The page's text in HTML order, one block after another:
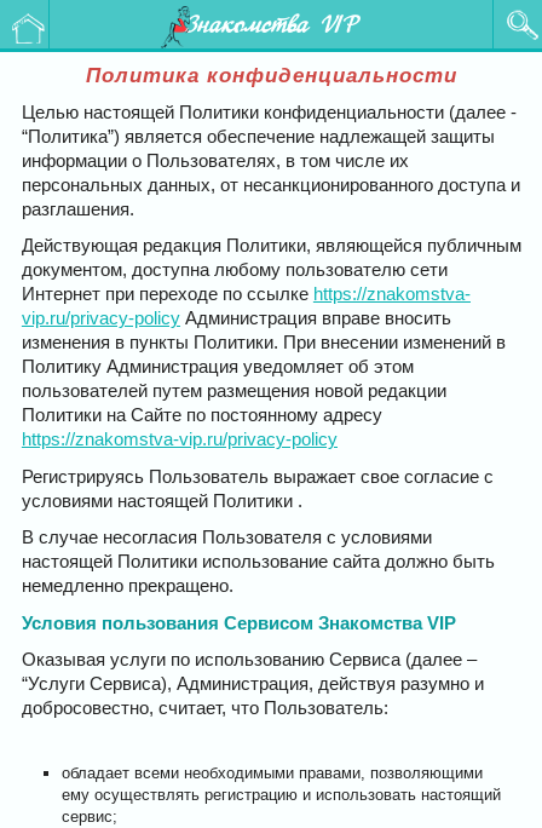
Знакомства VIP
Политика конфиденциальности
Целью настоящей Политики конфиденциальности (далее -
“Политика”) является обеспечение надлежащей защиты
информации о Пользователях, в том числе их
персональных данных, от несанкционированного доступа и
разглашения.
Действующая редакция Политики, являющейся публичным
документом, доступна любому пользователю сети
Интернет при переходе по ссылке https://znakomstva-
vip.ru/privacy-policyАдминистрация вправе вносить
изменения в пункты Политики. При внесении изменений в
Политику Администрация уведомляет об этом
пользователей путем размещения новой редакции
Политики на Сайте по постоянному адресу
https://znakomstva-vip.ru/privacy-policy
Регистрируясь Пользователь выражает свое согласие с
условиями настоящей Политики .
В случае несогласия Пользователя с условиями
настоящей Политики использование сайта должно быть
немедленно прекращено.
Условия пользования Сервисом Знакомства VIP
Оказывая услуги по использованию Сервиса (далее –
“Услуги Сервиса), Администрация, действуя разумно и
добросовестно, считает, что Пользователь:
обладает всеми необходимыми правами, позволяющими
ему осуществлять регистрацию и использовать настоящий
сервис;